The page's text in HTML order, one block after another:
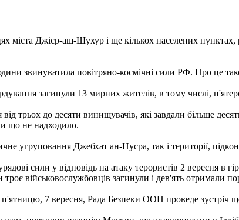
міста Джіср-аш-Шухур і ще кількох населених пунктах,
звинуватила повітряно-космічні сили РФ. Про це
загинули 13 мирних жителів, в тому числі,
трьох до десяти винищувачів, які завдали більше
що не надходило.
угруповання Джебхат ан-Нусра, так і території,
сили у відповідь на атаку терористів 2 вересня в
військовослужбовців загинули і дев'ять отримали
7 вересня, Рада Безпеки ООН проведе зустріч